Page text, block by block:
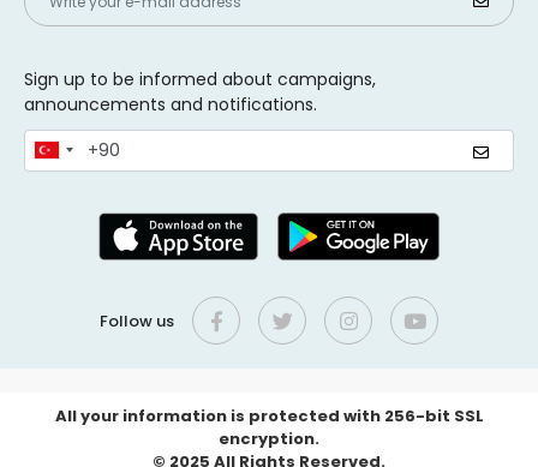
Sign up to be informed about campaigns,
announcements and notifications.
Follow us
All your information is protected with 256-bit SSL
encryption.
© 2025 All Rights Reserved.